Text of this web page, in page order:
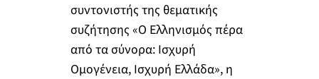
συντονιστής της θεματικής
συζήτησης «Ο Ελληνισμός πέρα
από τα σύνορα: Ισχυρή
Ομογένεια, Ισχυρή Ελλάδα», η